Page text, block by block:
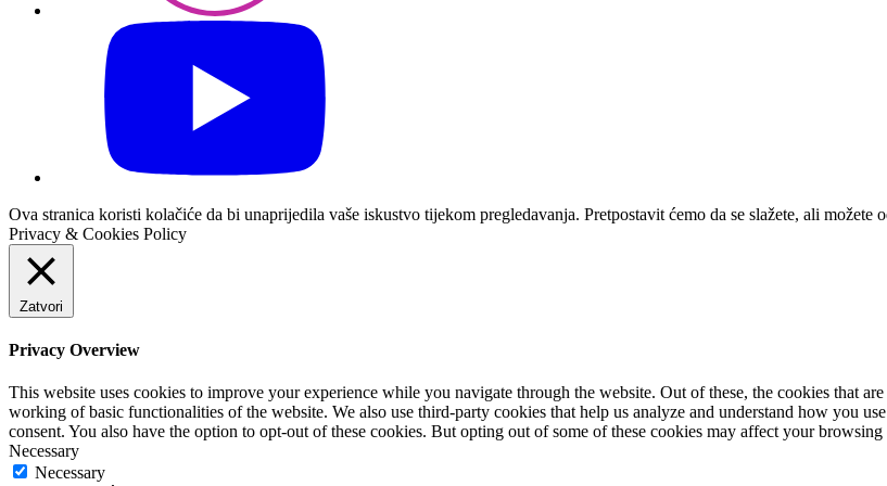
Ova stranica koristi kolačiće da bi unaprijedila vaše iskustvo tijekom pregledavanja. Pretpostavit ćemo da se slažete, ali možete
Privacy & Cookies Policy
Zatvori
Privacy Overview
This website uses cookies to improve your experience while you navigate through the website. Out of these, the cookies that
working of basic functionalities of the website. We also use third-party cookies that help us analyze and understand how you
consent. You also have the option to opt-out of these cookies. But opting out of some of these cookies may affect your browsing
Necessary
Necessary